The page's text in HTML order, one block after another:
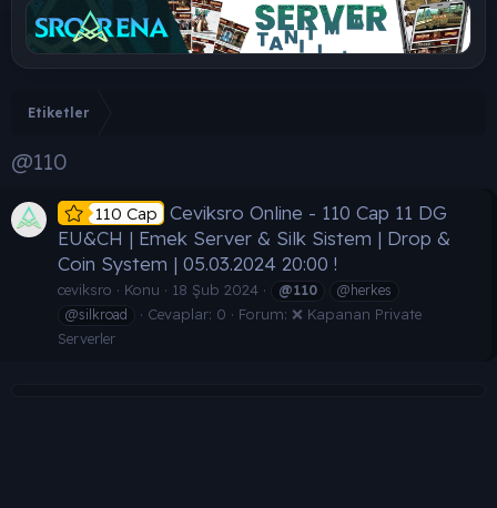
Etiketler
@110
110 Cap
Ceviksro Online - 110 Cap 11 DG
EU&CH | Emek Server & Silk Sistem | Drop &
Coin System | 05.03.2024 20:00 !
ceviksro Konu 18 Şub 2024 @110
@herkes
@silkroad
Cevaplar: 0 Forum: ❌ Kapanan Private
Serverler